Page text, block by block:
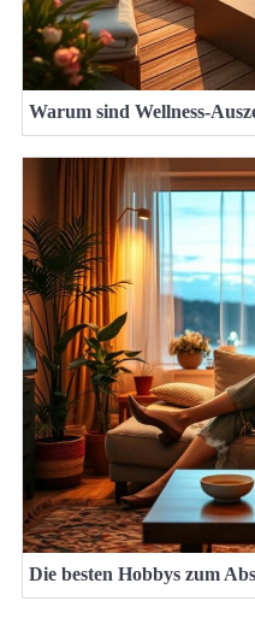
Warum sind Wellness-
Die besten Hobbys zum